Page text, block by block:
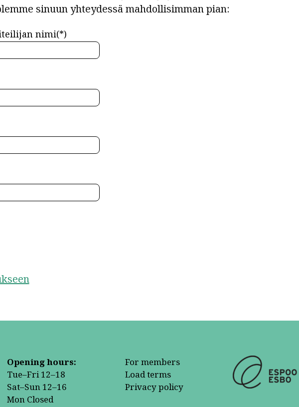
sinuun yhteydessä mahdollisimman pian:
nimi(*)
Opening hours:
Tue–Fri 12–18
Sat–Sun 12–16
Mon Closed
For members
Load terms
Privacy policy